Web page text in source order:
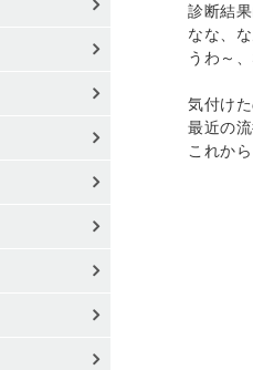
診断結果
なな、
うわ～
気付け
最近の
これか